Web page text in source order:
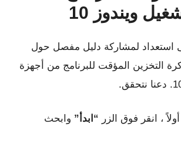
ويندوز 10
استعداد لمشاركة دليل مفصل حول
التخزين المؤقت للبرنامج من أجهزة
، انقر فوق الزر “ابدأ” وابحث